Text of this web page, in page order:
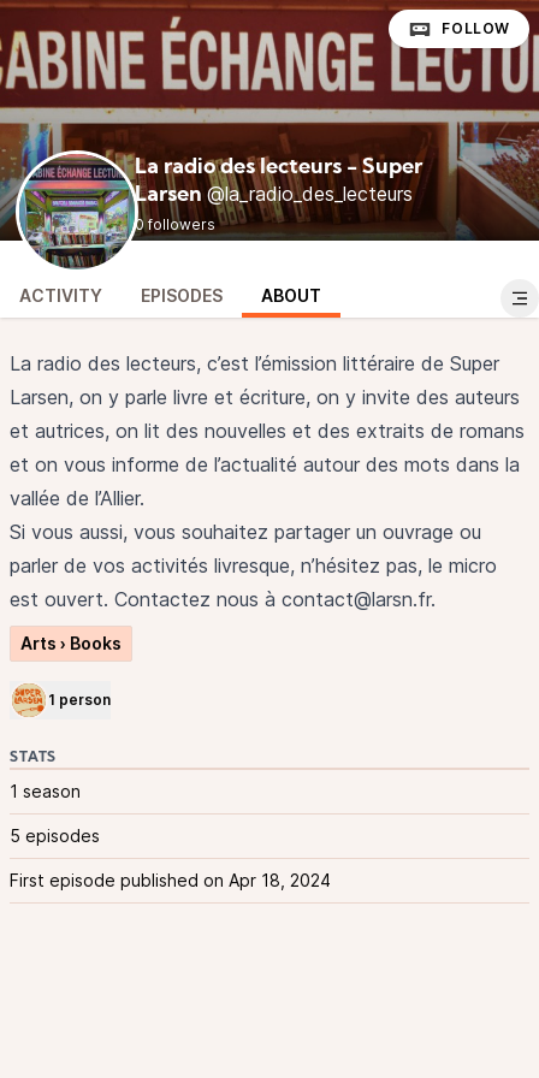
La radio des lecteurs - Super
Larsen @la_radio_des_lecteurs
0 followers
FOLLOW
ACTIVITY EPISODES ABOUT
La radio des lecteurs, c’est l’émission littéraire de Super
Larsen, on y parle livre et écriture, on y invite des auteurs
et autrices, on lit des nouvelles et des extraits de romans
et on vous informe de l’actualité autour des mots dans la
vallée de l’Allier.
Si vous aussi, vous souhaitez partager un ouvrage ou
parler de vos activités livresque, n’hésitez pas, le micro
est ouvert. Contactez nous à contact@larsn.fr.
Arts › Books
1 person
STATS
1 season
5 episodes
First episode published on Apr 18, 2024